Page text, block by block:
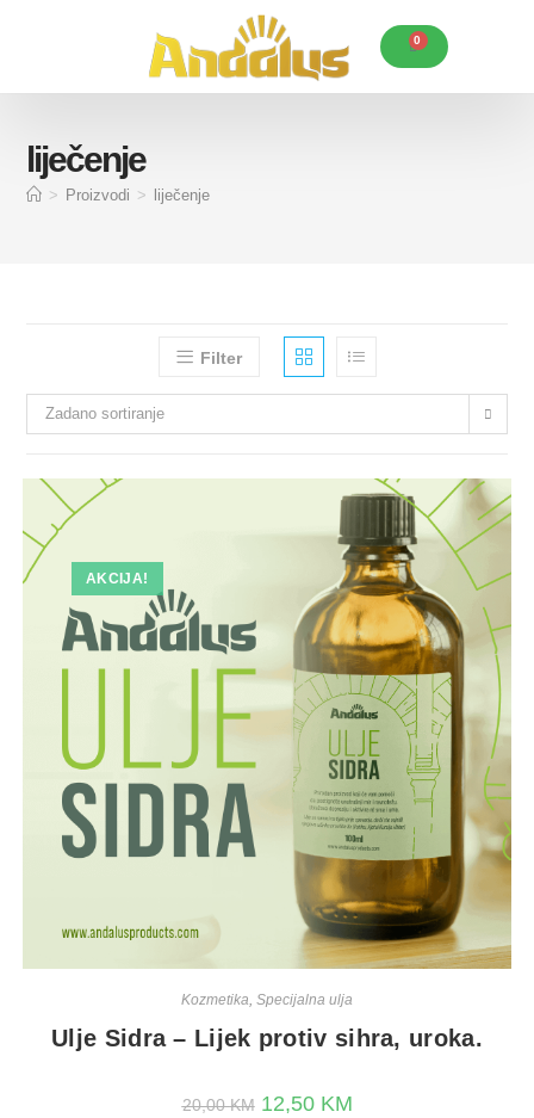
0
liječenje
> Proizvodi > liječenje
Filter
Zadano sortiranje
AKCIJA!
Kozmetika Specijalna ulja
Ulje Sidra – Lijek protiv sihra, uroka.
20,00KM 12,50 KM